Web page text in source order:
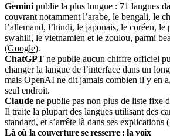
Gemini publie la plus longue : 71 langues
couvrant notamment l’arabe, le bengali, le
l’allemand, l’hindi, le japonais, le coréen, le
swahili, le vietnamien et le zoulou, parmi
(Google).
ChatGPT ne publie aucun chiffre officiel
changer la langue de l’interface dans un
mais OpenAI ne dit jamais combien il y en
seul endroit.
Claude ne publie pas non plus de liste fixe
Il traite la plupart des langues utilisant des
standard, et s’arrête là dans ses explications (
Là où la couverture se resserre : la voix